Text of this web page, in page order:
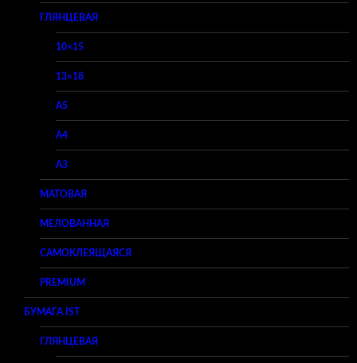
ГЛЯНЦЕВАЯ
10×15
13×18
A5
A4
A3
МАТОВАЯ
МЕЛОВАННАЯ
САМОКЛЕЯЩАЯСЯ
PREMIUM
БУМАГА IST
ГЛЯНЦЕВАЯ